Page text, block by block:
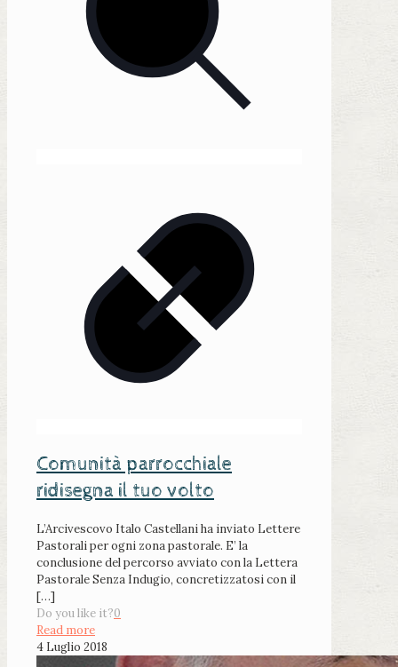
Comunità parrocchiale
ridisegna il tuo volto
L’Arcivescovo Italo Castellani ha inviato Lettere
Pastorali per ogni zona pastorale. E’ la
conclusione del percorso avviato con la Lettera
Pastorale Senza Indugio, concretizzatosi con il
[…]
Do you like it?0
Read more
4 Luglio 2018